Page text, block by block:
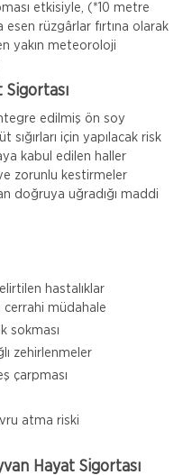
etkisiyle, (*10 metre
rüzgârlar fırtına olarak
yakın meteoroloji
edilmiş ön soy
için yapılacak risk
kabul edilen haller
zorunlu kestirmeler
doğruya uğradığı maddi
hastalıklar
müdahale
sokması
zehirlenmeler
çarpması
atma riski
Hayat Sigortası